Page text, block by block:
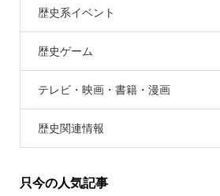
歴史系イベント
歴史ゲーム
テレビ・映画・書籍・漫画
歴史関連情報
只今の人気記事